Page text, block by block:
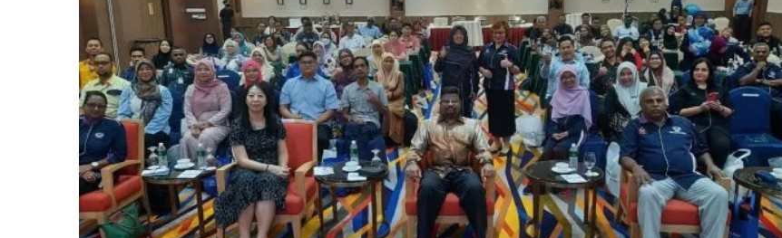
a
l